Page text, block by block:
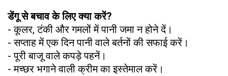
डेंगू से बचाव के लिए क्या करें?
- कूलर, टंकी और गमलों में पानी जमा न होने दें।
- सप्ताह में एक दिन पानी वाले बर्तनों की सफाई करें।
- पूरी बाजू वाले कपड़े पहनें।
- मच्छर भगाने वाली क्रीम का इस्तेमाल करें।